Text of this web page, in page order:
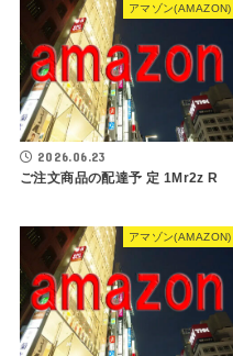
アマゾン(AMAZON)
2026.06.23
ご注文商品の配達予 定 1Mr2z R
アマゾン(AMAZON)